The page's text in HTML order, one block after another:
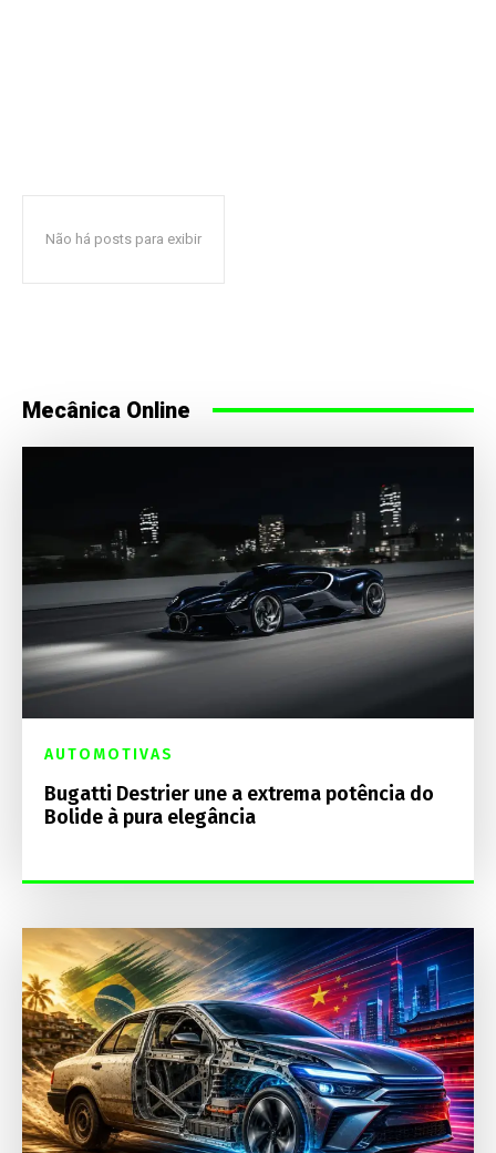
Não há posts para exibir
Mecânica Online
AUTOMOTIVAS
Bugatti Destrier une a extrema potência do
Bolide à pura elegância